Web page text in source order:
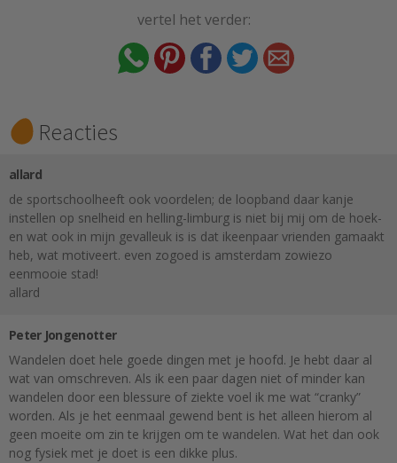
vertel het verder:
Reacties
allard
de sportschoolheeft ook voordelen; de loopband daar kanje
instellen op snelheid en helling-limburg is niet bij mij om de hoek-
en wat ook in mijn gevalleuk is is dat ikeenpaar vrienden gamaakt
heb, wat motiveert. even zogoed is amsterdam zowiezo
eenmooie stad!
allard
Peter Jongenotter
Wandelen doet hele goede dingen met je hoofd. Je hebt daar al
wat van omschreven. Als ik een paar dagen niet of minder kan
wandelen door een blessure of ziekte voel ik me wat “cranky”
worden. Als je het eenmaal gewend bent is het alleen hierom al
geen moeite om zin te krijgen om te wandelen. Wat het dan ook
nog fysiek met je doet is een dikke plus.